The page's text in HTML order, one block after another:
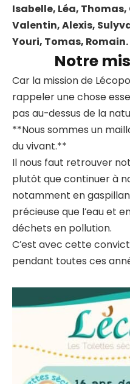
Isabelle, Léa,
Valentin, Alexis,
Youri, Tomas, Romain.
Notre
Car la mission de
rappeler une chose
pas au-dessus de la
**Nous sommes un
du vivant.**
Il nous faut retrouver
plutôt que continuer à
notamment en
précieuse que l’eau et
déchets en pollution.
C’est avec cette
pendant toutes ces